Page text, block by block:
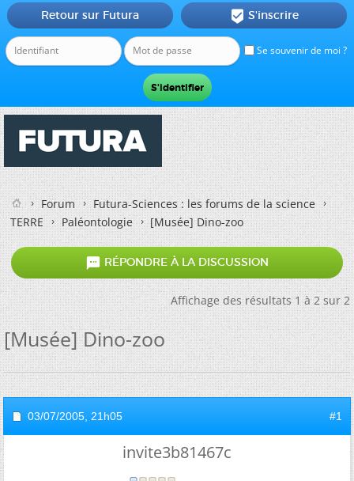
Se souvenir de moi ?
Retour sur Futura  S'inscrire
Forum
Futura-Sciences : les forums de la science
TERRE
Paléontologie [Musée] Dino-zoo
 RÉPONDRE À LA DISCUSSION
Affichage des résultats 1 à 2 sur 2
[Musée] Dino-zoo
03/07/2005, 21h05 #1
invite3b81467c